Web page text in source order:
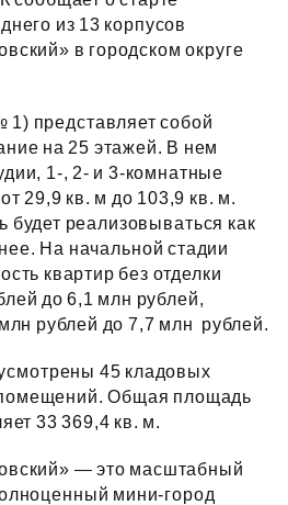
из 13 корпусов
в городском округе
представляет собой
на 25 этажей. В нем
1-, 2- и 3‑комнатные
29,9 кв. м до 103,9 кв. м.
реализовываться как
На начальной стадии
квартир без отделки
до 6,1 млн рублей,
рублей до 7,7 млн рублей.
45 кладовых
Общая площадь
33 369,4 кв. м.
— это масштабный
мини‑город